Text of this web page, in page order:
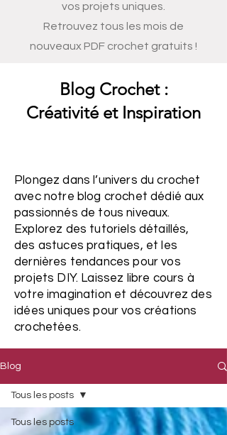
vos projets uniques.
Retrouvez tous les mois de
nouveaux PDF crochet gratuits !
Blog Crochet :
Créativité et Inspiration
Plongez dans l’univers du crochet
avec notre blog crochet dédié aux
passionnés de tous niveaux.
Explorez des tutoriels détaillés,
des astuces pratiques, et les
dernières tendances pour vos
projets DIY. Laissez libre cours à
votre imagination et découvrez des
idées uniques pour vos créations
crochetées.
Blog
Tous les posts
Tous les posts